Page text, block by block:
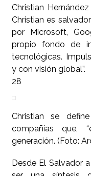
Christian
Christian es
por Microsoft,
propio fondo de
tecnológicas.
y con visión global”.
28
Christian se
compañías que,
generación. (Foto:
Desde El Salvador